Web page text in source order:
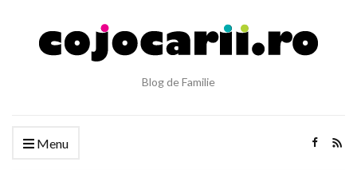
Blog de Familie
Menu